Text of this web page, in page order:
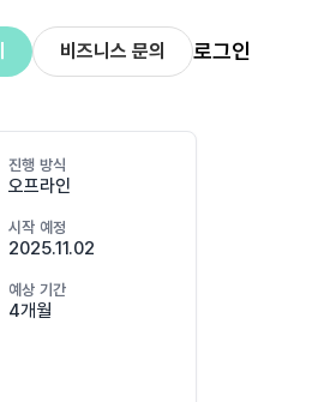
비즈니스 문의 로그인
진행 방식
오프라인
시작 예정
2025.11.02
예상 기간
4개월